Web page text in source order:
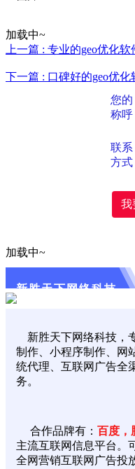
加载中~
上一篇 : 专业的geo优化
下一篇 : 口碑好的geo优
您的
称呼
联系
方式
我
加载中~
新胜天下网络科技
新胜天下网络科技，
制作、小程序制作、网
统代理、互联网广告全
务。
合作品牌有： 百度，
主流互联网信息平台。
全网营销互联网广告投